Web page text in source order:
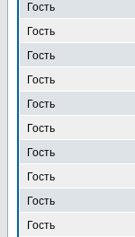
Гость
Гость
Гость
Гость
Гость
Гость
Гость
Гость
Гость
Гость